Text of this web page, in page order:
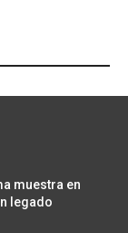
muestra en
legado